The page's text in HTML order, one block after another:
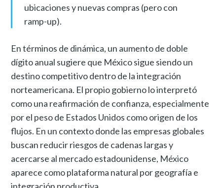
ubicaciones y nuevas compras (pero con
ramp-up).
En términos de dinámica, un aumento de doble
dígito anual sugiere que México sigue siendo un
destino competitivo dentro de la integración
norteamericana. El propio gobierno lo interpretó
como una reafirmación de confianza, especialmente
por el peso de Estados Unidos como origen de los
flujos. En un contexto donde las empresas globales
buscan reducir riesgos de cadenas largas y
acercarse al mercado estadounidense, México
aparece como plataforma natural por geografía e